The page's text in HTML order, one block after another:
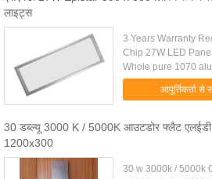
लाइट्स
3 Years Warranty
Chip 27W LED
Whole pure 1070
and long lifespan. 2.
designed to meet ...
आपूर्तिकर्ता से
30 डब्ल्यू 3000 K / 5000K आउटडोर फ्लैट
1200x300
30 w 3000k / 5000k